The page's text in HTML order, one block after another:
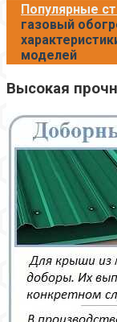
Популярные
газовый
моделей
Высокая